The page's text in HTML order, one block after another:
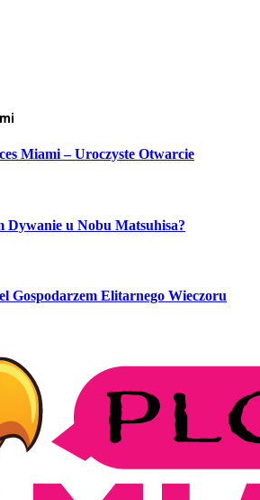
Miami – Uroczyste Otwarcie
Dywanie u Nobu Matsuhisa?
Gospodarzem Elitarnego Wieczoru